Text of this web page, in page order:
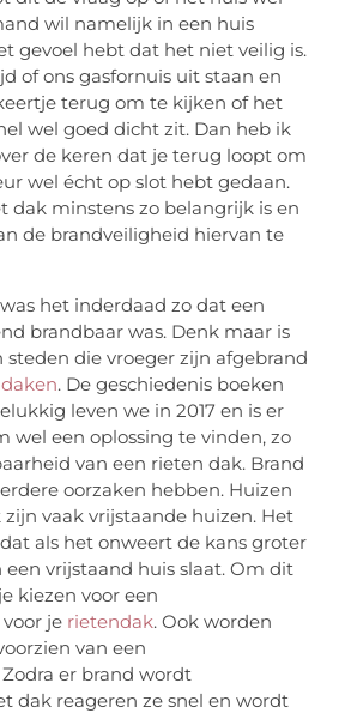
wil namelijk in een huis
gevoel hebt dat het niet veilig is.
of ons gasfornuis uit staan en
terug om te kijken of het
wel goed dicht zit. Dan heb ik
de keren dat je terug loopt om
wel écht op slot hebt gedaan.
dak minstens zo belangrijk is en
de brandveiligheid hiervan te
het inderdaad zo dat een
brandbaar was. Denk maar is
steden die vroeger zijn afgebrand
. De geschiedenis boeken
leven we in 2017 en is er
wel een oplossing te vinden, zo
van een rieten dak. Brand
oorzaken hebben. Huizen
vaak vrijstaande huizen. Het
als het onweert de kans groter
vrijstaand huis slaat. Om dit
kiezen voor een
je rietendak. Ook worden
van een
er brand wordt
dak reageren ze snel en wordt